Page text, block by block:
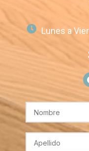
Lunes a